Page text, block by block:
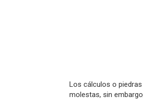
Los cálculos o
molestas, sin